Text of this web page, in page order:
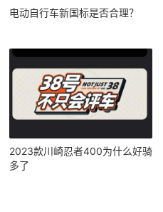
电动自行车新国标是否合理？
2023款川崎忍者400为什么好骑
多了